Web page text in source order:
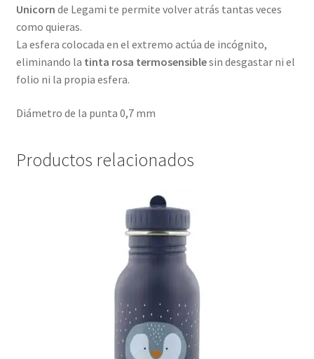
Unicorn de Legami te permite volver atrás tantas veces
como quieras.
La esfera colocada en el extremo actúa de incógnito,
eliminando la tinta rosa termosensiblesin desgastar ni el
folio ni la propia esfera.
Diámetro de la punta 0,7 mm
Productos relacionados